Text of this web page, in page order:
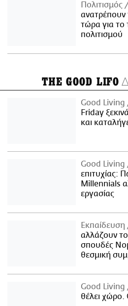
Πολιτισμός
ανατρέπουν
τώρα για το
πολιτισμού
THE GOOD LIFO
Good Living
Friday
και
Good Living
επιτυχίας:
Millennials
εργασίας
Εκπαίδευση
αλλάζουν
σπουδές
θεσμική
Good Living
θέλει χώρο.